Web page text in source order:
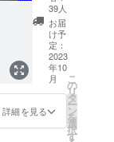
Pack」
1点 税
込価格
32450
「Snap
Sling」
1点 税
込価格
20350
円 合計
39人
お届
け予
定：
2023
年10
月
詳細を見る
こ
の
リ
タ
ー
ン
を
選
択
す